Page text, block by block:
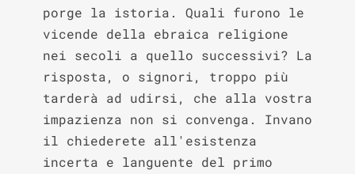
porge la istoria. Quali furono le
vicende della ebraica religione
nei secoli a quello successivi? La
risposta, o signori, troppo più
tarderà ad udirsi, che alla vostra
impazienza non si convenga. Invano
il chiederete all'esistenza
incerta e languente del primo